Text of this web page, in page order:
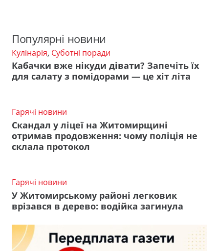
Популярні новини
Кулінарія, Суботні поради
Кабачки вже нікуди дівати? Запечіть їх
для салату з помідорами — це хіт літа
Гарячі новини
Скандал у ліцеї на Житомирщині
отримав продовження: чому поліція не
склала протокол
Гарячі новини
У Житомирському районі легковик
врізався в дерево: водійка загинула